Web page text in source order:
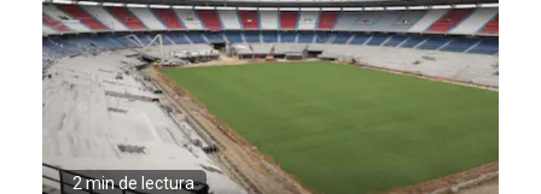
2 min de lectura